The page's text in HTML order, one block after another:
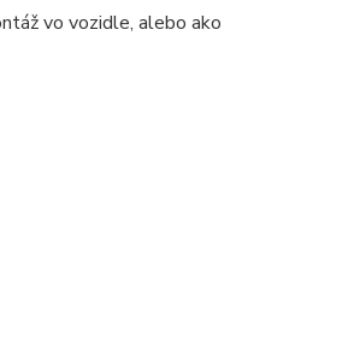
vo vozidle, alebo ako